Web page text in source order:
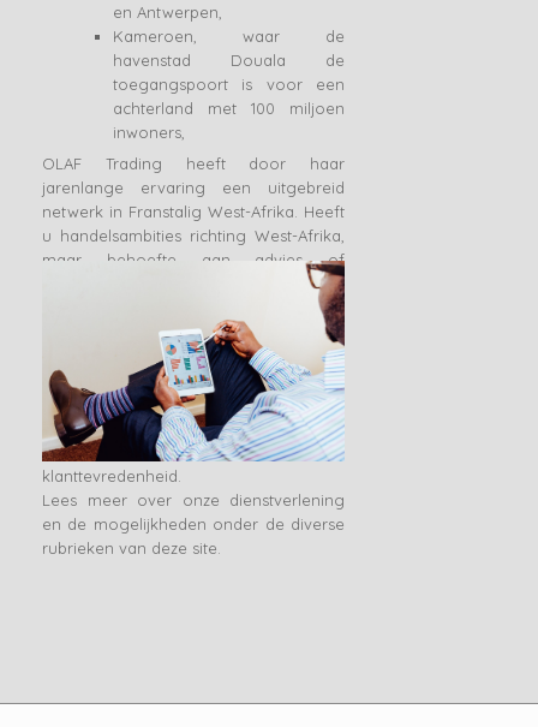
en Antwerpen,
Kameroen, waar de
havenstad Douala de
toegangspoort is voor een
achterland met 100 miljoen
inwoners,
OLAF Trading heeft door haar
jarenlange ervaring een uitgebreid
netwerk in Franstalig West-Afrika. Heeft
u handelsambities richting West-Afrika,
maar behoefte aan advies of
bemiddeling? OLAF Trading stelt haar
expertise graag aan u ter beschikking.
OLAF Trading heeft als belangrijkste
uitgangspunt: het leveren van kwaliteit.
Zowel services als fysieke producten
voldoen dan ook aan de hoogste
standaards en worden keer op keer
getoetst op kwaliteit en
klanttevredenheid.
Lees meer over onze dienstverlening
en de mogelijkheden onder de diverse
rubrieken van deze site.